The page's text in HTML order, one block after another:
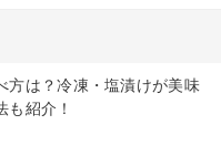
方は？冷凍・塩漬けが美味
も紹介！